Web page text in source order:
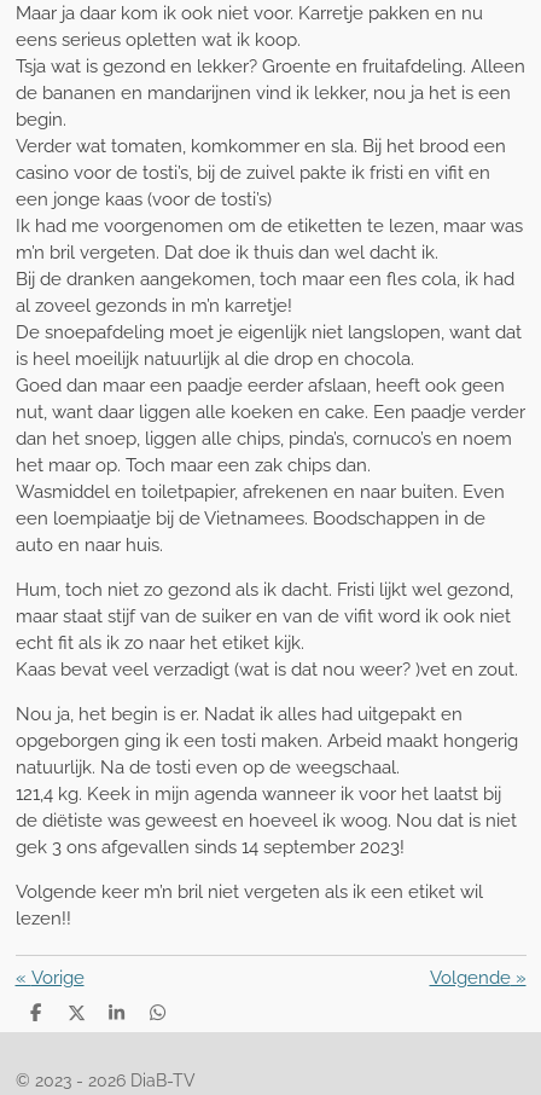
Maar ja daar kom ik ook niet voor. Karretje pakken en nu
eens serieus opletten wat ik koop.
Tsja wat is gezond en lekker? Groente en fruitafdeling. Alleen
de bananen en mandarijnen vind ik lekker, nou ja het is een
begin.
Verder wat tomaten, komkommer en sla. Bij het brood een
casino voor de tosti’s, bij de zuivel pakte ik fristi en vifit en
een jonge kaas (voor de tosti’s)
Ik had me voorgenomen om de etiketten te lezen, maar was
m’n bril vergeten. Dat doe ik thuis dan wel dacht ik.
Bij de dranken aangekomen, toch maar een fles cola, ik had
al zoveel gezonds in m’n karretje!
De snoepafdeling moet je eigenlijk niet langslopen, want dat
is heel moeilijk natuurlijk al die drop en chocola.
Goed dan maar een paadje eerder afslaan, heeft ook geen
nut, want daar liggen alle koeken en cake. Een paadje verder
dan het snoep, liggen alle chips, pinda’s, cornuco’s en noem
het maar op. Toch maar een zak chips dan.
Wasmiddel en toiletpapier, afrekenen en naar buiten. Even
een loempiaatje bij de Vietnamees. Boodschappen in de
auto en naar huis.
Hum, toch niet zo gezond als ik dacht. Fristi lijkt wel gezond,
maar staat stijf van de suiker en van de vifit word ik ook niet
echt fit als ik zo naar het etiket kijk.
Kaas bevat veel verzadigt (wat is dat nou weer? )vet en zout.
Nou ja, het begin is er. Nadat ik alles had uitgepakt en
opgeborgen ging ik een tosti maken. Arbeid maakt hongerig
natuurlijk. Na de tosti even op de weegschaal.
121,4 kg. Keek in mijn agenda wanneer ik voor het laatst bij
de diëtiste was geweest en hoeveel ik woog. Nou dat is niet
gek 3 ons afgevallen sinds 14 september 2023!
Volgende keer m’n bril niet vergeten als ik een etiket wil
lezen!!
« Vorige Volgende»
D
e
e
D
e
S
h
r
D
e
e
© 2023 - 2026 DiaB-TV